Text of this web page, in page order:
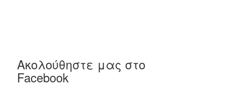
Ακολούθηστε μας στο
Facebook